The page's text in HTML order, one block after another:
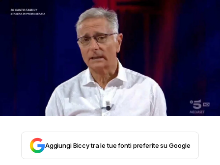
Aggiungi Biccy tra le tue fonti preferite su Google